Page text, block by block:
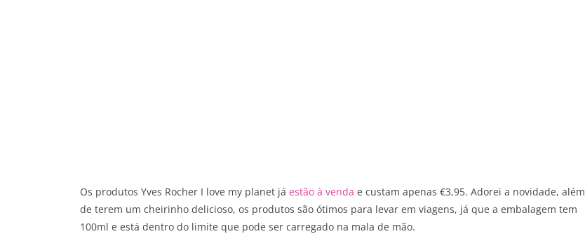
Os produtos Yves Rocher I love my planet já estão à venda e custam apenas €3,95. Adorei a novidade, além
de terem um cheirinho delicioso, os produtos são ótimos para levar em viagens, já que a embalagem tem
100ml e está dentro do limite que pode ser carregado na mala de mão.